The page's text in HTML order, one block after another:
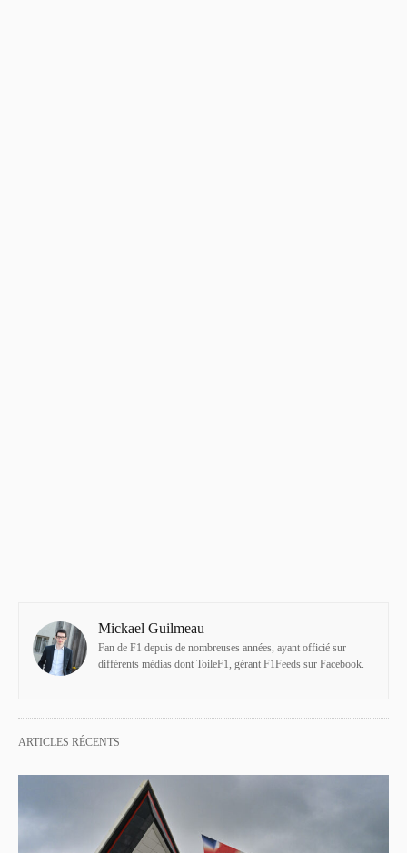
Mickael Guilmeau
Fan de F1 depuis de nombreuses années, ayant officié sur
différents médias dont ToileF1, gérant F1Feeds sur Facebook.
ARTICLES RÉCENTS